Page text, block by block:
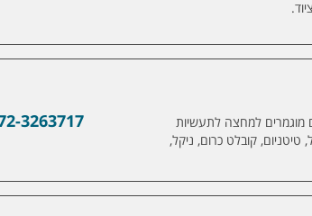
3263717
מוגמרים למחצה לתעשיות
טיטניום, קובלט כרום, ניקל,